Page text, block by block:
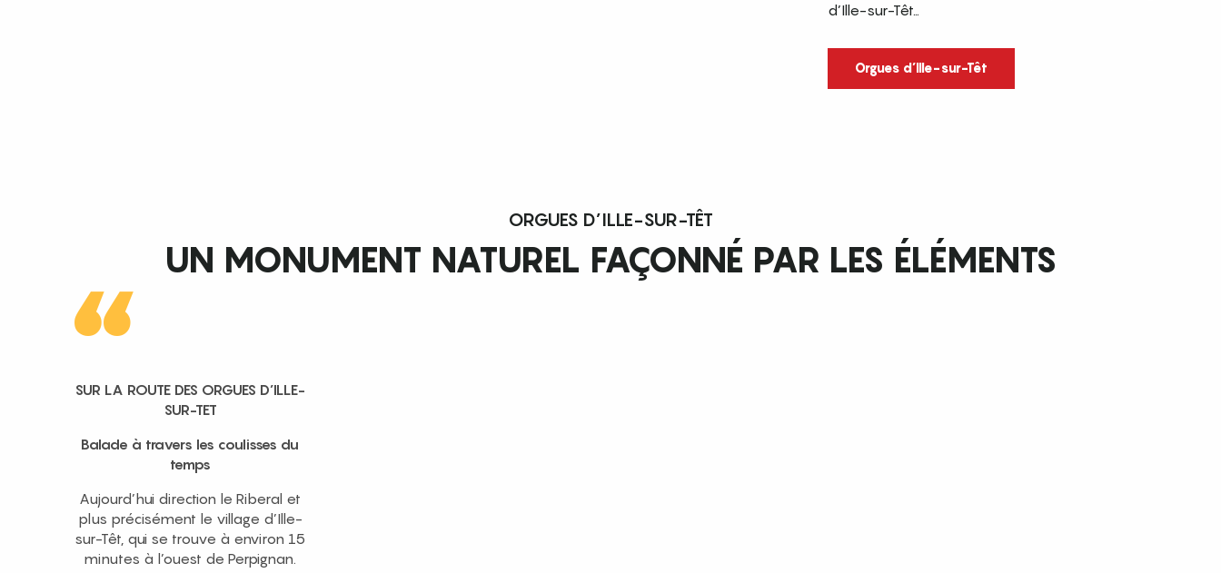
d’Ille-sur-Têt…
Orgues d’Ille-sur-Têt
ORGUES D’ILLE-SUR-TÊT
UN MONUMENT NATUREL FAÇONNÉ PAR LES ÉLÉMENTS
SUR LA ROUTE DES ORGUES D’ILLE-
SUR-TET
Balade à travers les coulisses du
temps
Aujourd’hui direction le Riberal et
plus précisément le village d’Ille-
sur-Têt, qui se trouve à environ 15
minutes à l’ouest de Perpignan.